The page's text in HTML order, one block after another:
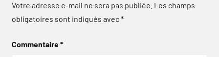
Votre adresse e-mail ne sera pas publiée. Les champs
obligatoires sont indiqués avec*
Commentaire*